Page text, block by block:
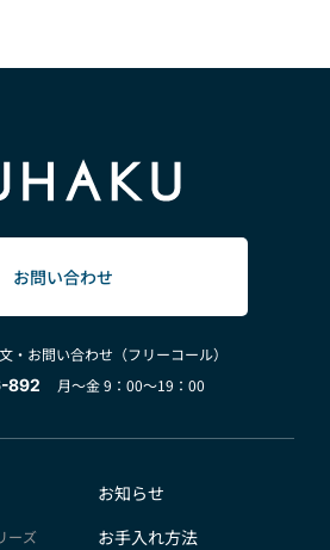
お問い合わせ
・お問い合わせ（フリーコール）
892
月～金 9：00～19：00
ーズ
お知らせ
お手入れ方法